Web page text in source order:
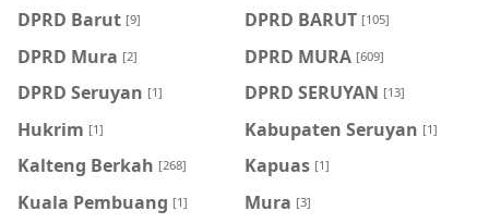
DPRD Barut [9] DPRD BARUT [105]
DPRD Mura [2] DPRD MURA [609]
DPRD Seruyan [1] DPRD SERUYAN [13]
Hukrim [1] Kabupaten Seruyan [1]
Kalteng Berkah [268] Kapuas [1]
Kuala Pembuang [1] Mura [3]